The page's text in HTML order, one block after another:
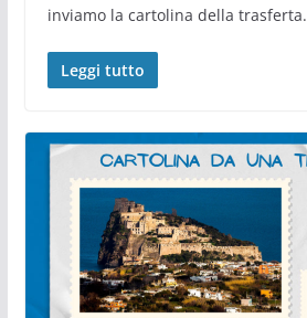
inviamo la cartolina della trasferta.
Leggi tutto